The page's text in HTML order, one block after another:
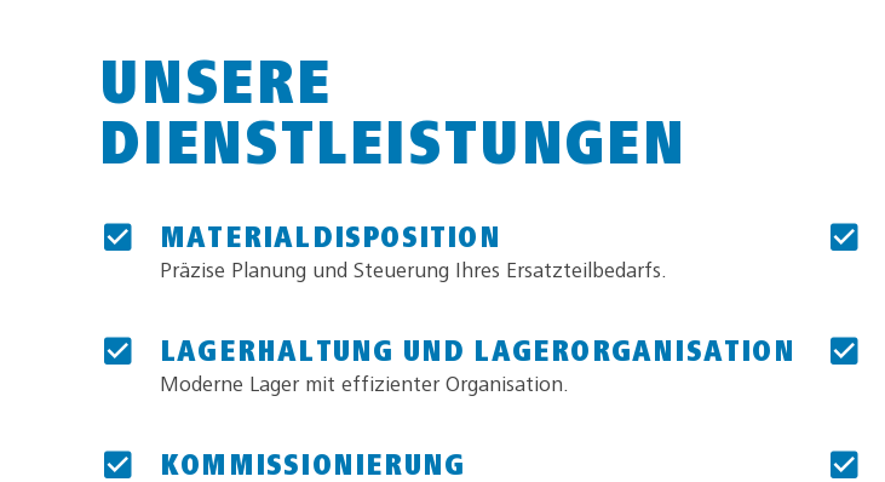
UNSERE
DIENSTLEISTUNGEN
MATERIALDISPOSITION
Präzise Planung und Steuerung Ihres Ersatzteilbedarfs.
LAGERHALTUNG UND LAGERORGANISATION
Moderne Lager mit effizienter Organisation.
KOMMISSIONIERUNG